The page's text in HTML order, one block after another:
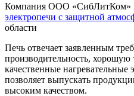
Компания ООО «СибЛитКом»
электропечи с защитной
области
Печь отвечает заявленным
производительность,
качественные нагревательные
позволяет выпускать
высоким качеством.